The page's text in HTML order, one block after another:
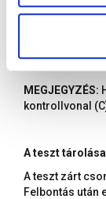
Érvénytelen
Ha 10 percen
MEGJEGYZÉS:
kontrollvonal
A teszt
A teszt zárt
Felbontás után